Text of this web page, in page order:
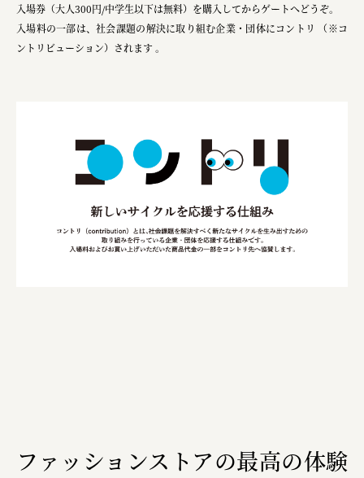
入場券（大人300円/中学生以下は無料）を購入してからゲートへどうぞ。
入場料の一部は、社会課題の解決に取り組む企業・団体にコントリ （※コ
ントリビューション）されます 。
ファッションストアの最高の体験